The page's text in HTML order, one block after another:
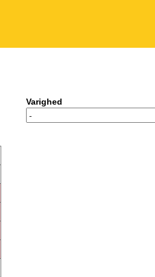
Varighed